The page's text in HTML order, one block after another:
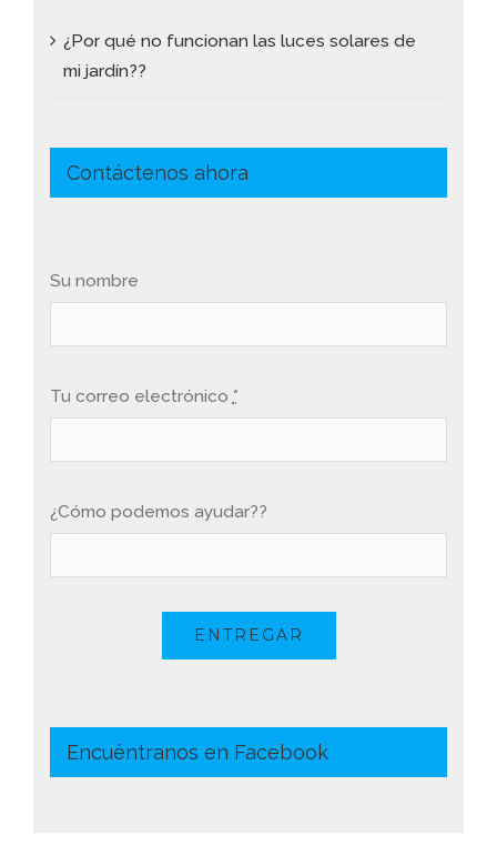
¿Por qué no funcionan las luces solares de
mi jardín??
Contáctenos ahora
Su nombre
Tu correo electrónico *
¿Cómo podemos ayudar??
ENTREGAR
Encuéntranos en Facebook